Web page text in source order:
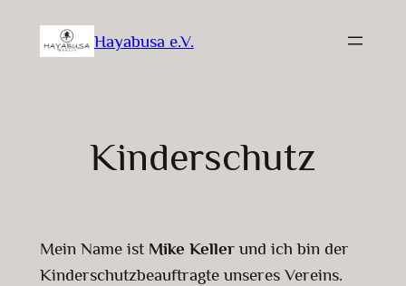
Inhalt
Hayabusa e.V.
Kinderschutz
Mein Name ist Mike Kellerund ich bin der
Kinderschutzbeauftragte unseres Vereins.